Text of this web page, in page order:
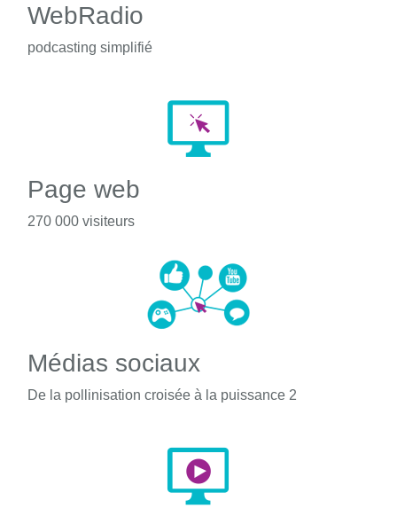
WebRadio
podcasting simplifié
Page web
270 000 visiteurs
Médias sociaux
De la pollinisation croisée à la puissance 2